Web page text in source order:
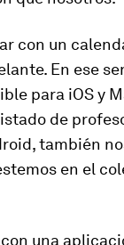
con un
En ese
para iOS y
de
también
en el
una